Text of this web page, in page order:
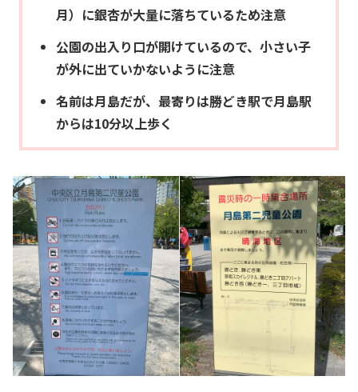
月）に銀杏が大量に落ちているため注意
公園の出入り口が開けているので、小さい子
が外に出ていかないように注意
名前は月島だが、最寄りは勝どき駅で月島駅
からは10分以上歩く